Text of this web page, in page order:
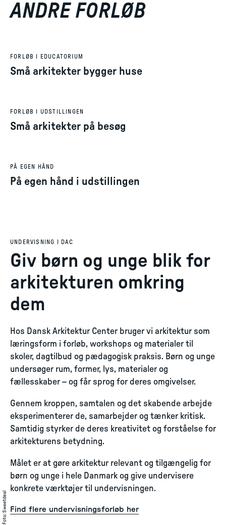
ANDRE FORLØB
FORLØB I EDUCATORIUM
Små arkitekter bygger huse
FORLØB I UDSTILLINGEN
Små arkitekter på besøg
PÅ EGEN HÅND
På egen hånd i udstillingen
Foto
:
Sweetdeal
UNDERVISNING I DAC
Giv børn og unge blik for
arkitekturen omkring
dem
Hos Dansk Arkitektur Center bruger vi arkitektur som
læringsform i forløb, workshops og materialer til
skoler, dagtilbud og pædagogisk praksis. Børn og unge
undersøger rum, former, lys, materialer og
fællesskaber – og får sprog for deres omgivelser.
Gennem kroppen, samtalen og det skabende arbejde
eksperimenterer de, samarbejder og tænker kritisk.
Samtidig styrker de deres kreativitet og forståelse for
arkitekturens betydning.
Målet er at gøre arkitektur relevant og tilgængelig for
børn og unge i hele Danmark og give undervisere
konkrete værktøjer til undervisningen.
Find flere undervisningsforløb her